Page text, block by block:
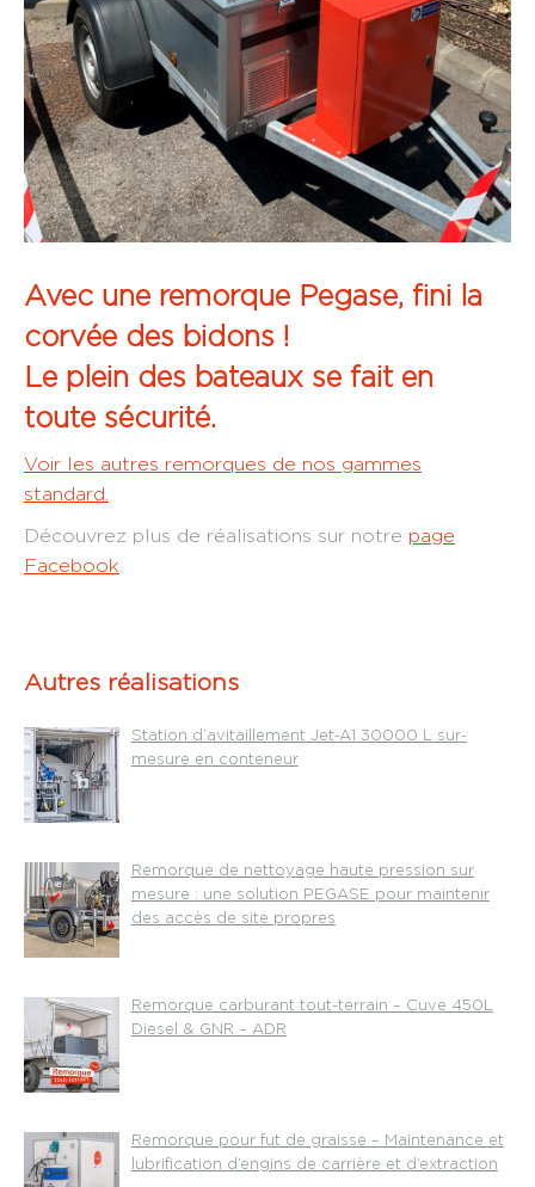
Avec une remorque Pegase, fini la
corvée des bidons !
Le plein des bateaux se fait en
toute sécurité.
Voir les autres remorques de nos gammes
standard.
Découvrez plus de réalisations sur notre page
Facebook
Autres réalisations
Station d’avitaillement Jet-A1 30000 L sur-
mesure en conteneur
Remorque de nettoyage haute pression sur
mesure : une solution PEGASE pour maintenir
des accès de site propres
Remorque carburant tout-terrain – Cuve 450L
Diesel & GNR – ADR
Remorque pour fut de graisse – Maintenance et
lubrification d’engins de carrière et d’extraction